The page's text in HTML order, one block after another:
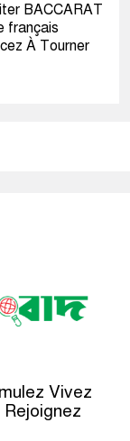
BACCARAT
français
À Tourner
Vivez